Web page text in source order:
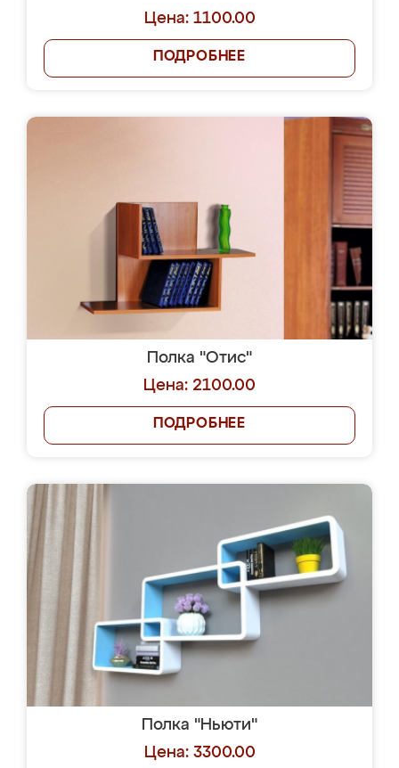
Цена: 1100.00
ПОДРОБНЕЕ
Полка "Отис"
Цена: 2100.00
ПОДРОБНЕЕ
Полка "Ньюти"
Цена: 3300.00